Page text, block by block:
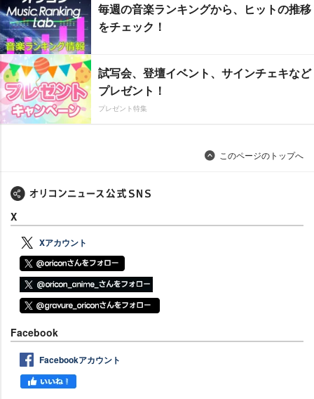
毎週の音楽ランキングから、ヒットの推移
をチェック！
試写会、登壇イベント、サインチェキなど
プレゼント！
プレゼント特集
このページのトップへ
X
Xアカウント
Facebook
Facebookアカウント